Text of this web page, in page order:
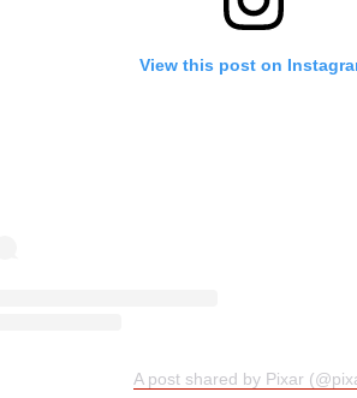
View this post on
A post shared by Pixar